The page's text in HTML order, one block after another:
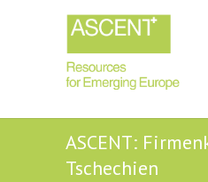
ASCENT:
Tschechien